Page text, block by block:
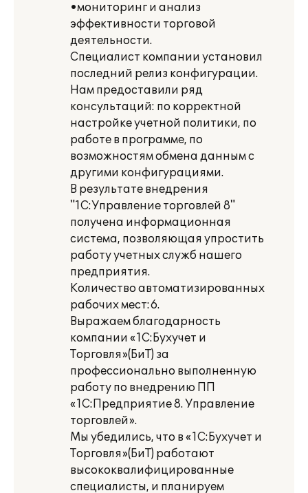
•мониторинг и анализ
эффективности торговой
деятельности.
Специалист компании установил
последний релиз конфигурации.
Нам предоставили ряд
консультаций: по корректной
настройке учетной политики, по
работе в программе, по
возможностям обмена данным с
другими конфигурациями.
В результате внедрения
"1С:Управление торговлей 8"
получена информационная
система, позволяющая упростить
работу учетных служб нашего
предприятия.
Количество автоматизированных
рабочих мест:6.
Выражаем благодарность
компании «1С:Бухучет и
Торговля»(БиТ) за
профессионально выполненную
работу по внедрению ПП
«1С:Предприятие 8. Управление
торговлей».
Мы убедились, что в «1С:Бухучет и
Торговля»(БиТ) работают
высококвалифицированные
специалисты, и планируем